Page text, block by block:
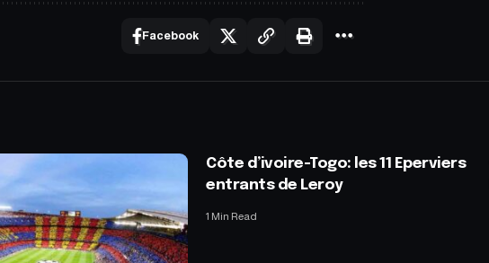
Facebook
Côte d’ivoire-Togo: les 11 Eperviers
entrants de Leroy
1 Min Read